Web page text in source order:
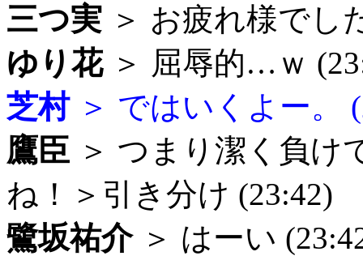
三つ実 ＞ お疲れ様でし
ゆり花＞ 屈辱的…ｗ
芝村＞ ではいくよー。
鷹臣 ＞ つまり潔く負け
ね！＞引き分け (23:42)
鷺坂祐介＞ はーい